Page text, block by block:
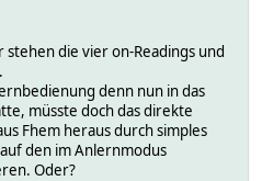
die vier on-Readings und
denn nun in das
müsste doch das direkte
Fhem heraus durch simples
den im Anlernmodus
Oder?